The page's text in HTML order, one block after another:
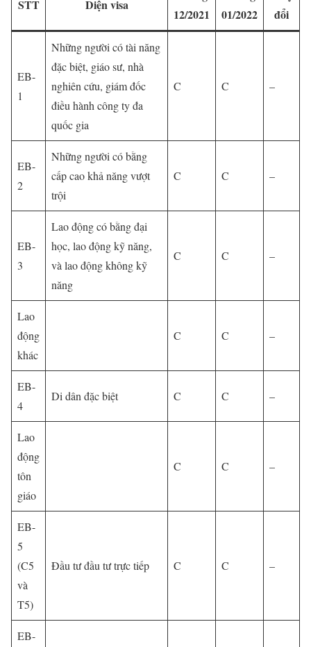
STT Diện visa
12/2021
01/2022
đổi
EB-
1
Những người có tài năng
đặc biệt, giáo sư, nhà
nghiên cứu, giám đốc
điều hành công ty đa
quốc gia
C C –
EB-
2
Những người có bằng
cấp cao khả năng vượt
trội
C C –
EB-
3
Lao động có bằng đại
học, lao động kỹ năng,
và lao động không kỹ
năng
C C –
Lao
động
khác
C C –
EB-
4
Di dân đặc biệt C C –
Lao
động
tôn
giáo
C C –
EB-
5
(C5
và
T5)
Đầu tư đầu tư trực tiếp C C –
EB-